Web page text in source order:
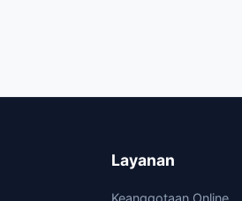
Layanan
Keanggotaan Online